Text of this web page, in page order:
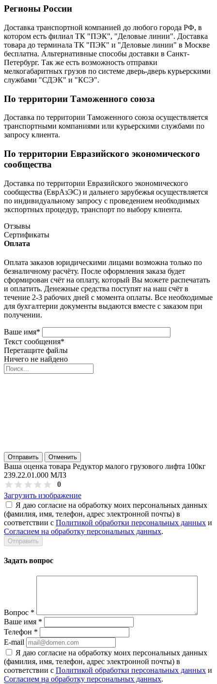
Регионы России
Доставка транспортной компанией до любого города РФ, в
котором есть филиал ТК "ПЭК", "Деловые линии". Доставка
товара до терминала ТК "ПЭК" и "Деловые линии" в Москве
бесплатна. Альтернативные способы доставки в Санкт-
Петербург. Так же есть возможность отправки
мелкогабаритных грузов по системе дверь-дверь курьерскими
службами "СДЭК" и "КСЭ".
По территории Таможенного союза
Доставка по территории Таможенного союза осуществляется
транспортными компаниями или курьерскими службами по
запросу клиента.
По территории Евразийского экономического
сообщества
Доставка по территории Евразийского экономического
сообщества (ЕврАзЭС) и дальнего зарубежья осуществляется
по индивидуальному запросу с проведением необходимых
экспортных процедур, транспорт по выбору клиента.
Отзывы
Сертификаты
Оплата
Оплата заказов юридическими лицами возможна только по
безналичному расчёту. После оформления заказа будет
сформирован счёт на оплату, который Вы можете распечатать
и оплатить. Денежные средства поступят на наш счёт в
течение 2-3 рабочих дней с момента оплаты. Все необходимые
для бухгалтерии документы выдаются вместе с заказом при
получении.
Ваше имя*
Текст сообщения*
Перетащите файлы
Ничего не найдено
Отправить Отменить
Ваша оценка товара Редуктор малого грузового лифта 100кг
239.22.01.000 МЛЗ
0
Загрузить изображение
Я даю согласие на обработку моих персональных данных
(фамилия, имя, телефон, адрес электронной почты) в
соответствии с Политикой обработки персональных данных и
Согласием на обработку персональных данных.
Задать вопрос
Вопрос *
Ваше имя *
Телефон *
E-mail
Я даю согласие на обработку моих персональных данных
(фамилия, имя, телефон, адрес электронной почты) в
соответствии с Политикой обработки персональных данных и
Согласием на обработку персональных данных.